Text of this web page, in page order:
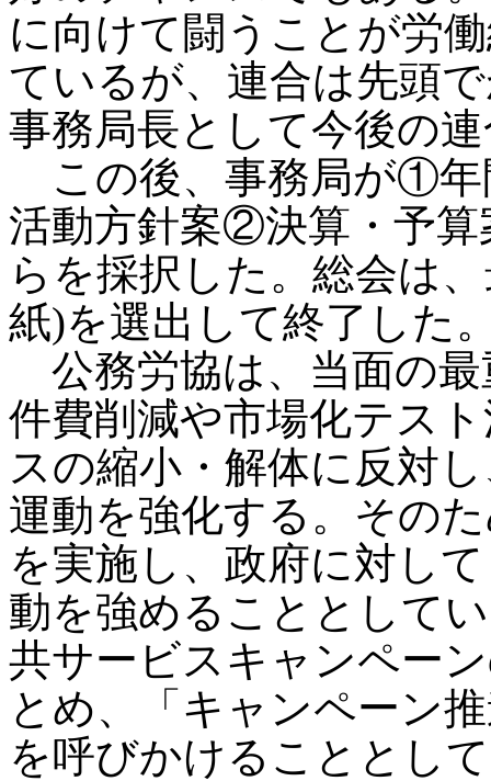
に向けて闘うことが労
ているが、連合は先頭
事務局長として今後の
この後、事務局が①年
活動方針案②決算・予算
らを採択した。総会は
紙)を選出して終了した
公務労協は、当面の最
件費削減や市場化テス
スの縮小・解体に反対
運動を強化する。その
を実施し、政府に対し
動を強めることとして
共サービスキャンペー
とめ、「キャンペーン
を呼びかけることとし